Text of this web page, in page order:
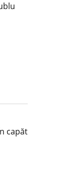
capăt